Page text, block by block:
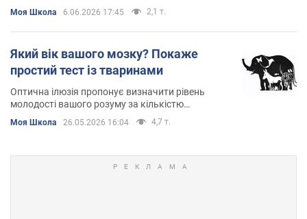
Моя Школа 6.06.2026 17:45 2,1 т.
Який вік вашого мозку? Покаже
простий тест із тваринами
Оптична ілюзія пропонує визначити рівень
молодості вашого розуму за кількістю
розпізнаних на малюнку істот
Моя Школа 26.05.2026 16:04 4,7 т.